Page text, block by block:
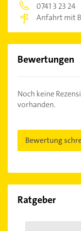
0741 3 23 24
Anfahrt mit
Bewertungen
Noch keine
vorhanden.
Bewertung
Ratgeber